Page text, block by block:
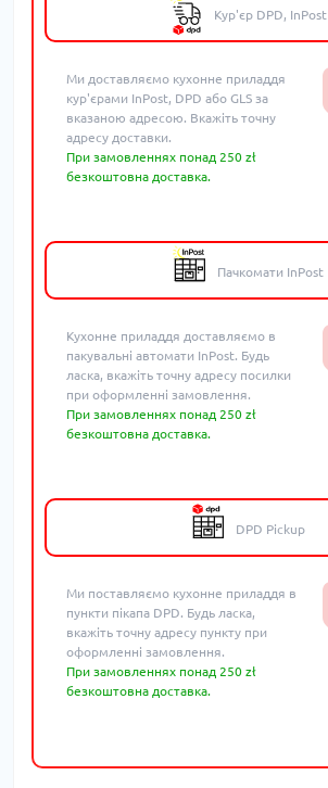
Кур'єр DPD, InPost
Ми доставляємо кухонне приладдя
кур'єрами InPost, DPD або GLS за
вказаною адресою. Вкажіть точну
адресу доставки.
При замовленнях понад 250 zł
безкоштовна доставка.
Пачкомати InPost
Кухонне приладдя доставляємо в
пакувальні автомати InPost. Будь
ласка, вкажіть точну адресу посилки
при оформленні замовлення.
При замовленнях понад 250 zł
безкоштовна доставка.
DPD Pickup
Ми поставляємо кухонне приладдя в
пункти пікапа DPD. Будь ласка,
вкажіть точну адресу пункту при
оформленні замовлення.
При замовленнях понад 250 zł
безкоштовна доставка.